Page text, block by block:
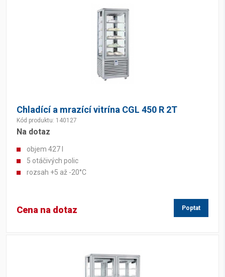
Chladící a mrazící vitrína CGL 450 R 2T
Kód produktu: 140127
Na dotaz
objem 427 l
5 otáčivých polic
rozsah +5 až -20°C
Cena na dotaz Poptat